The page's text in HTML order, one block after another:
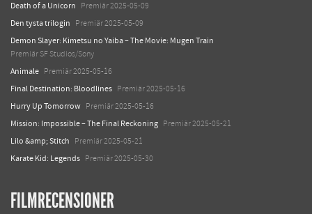
Death of a Unicorn Premiär 2025-05-09
Den tysta trilogin Premiär 2025-05-09
Demon Slayer: Kimetsu no Yaiba – The Movie: Mugen Train
Premiär SF Studios/Sony
Animale Premiär 2025-05-16
Final Destination: Bloodlines Premiär 2025-05-16
Hurry Up Tomorrow Premiär 2025-05-16
Mission: Impossible – The Final Reckoning Premiär 2025-05-21
Lilo &amp; Stitch Premiär 2025-05-21
Karate Kid: Legends Premiär 2025-05-30
FILMRECENSIONER